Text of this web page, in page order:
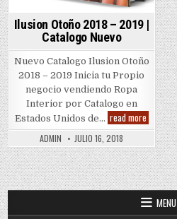
Ilusion Otoño 2018 – 2019 |
Catalogo Nuevo
Nuevo Catalogo Ilusion Otoño
2018 – 2019 Inicia tu Propio
negocio vendiendo Ropa
Interior por Catalogo en
Estados Unidos de… read moreIlusion
Otoño
2018
–
2019
|
Catalogo
Nuevo
ADMIN JULIO 16, 2018
MENU